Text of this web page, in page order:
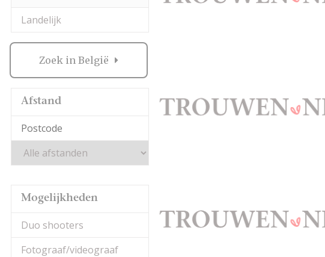
Landelijk
Zoek in België
Afstand
Mogelijkheden
Duo shooters
Fotograaf/videograaf